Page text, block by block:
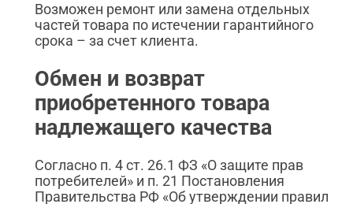
Возможен ремонт или замена отдельных
частей товара по истечении гарантийного
срока – за счет клиента.
Обмен и возврат
приобретенного товара
надлежащего качества
Согласно п. 4 ст. 26.1 ФЗ «О защите прав
потребителей» и п. 21 Постановления
Правительства РФ «Об утверждении правил